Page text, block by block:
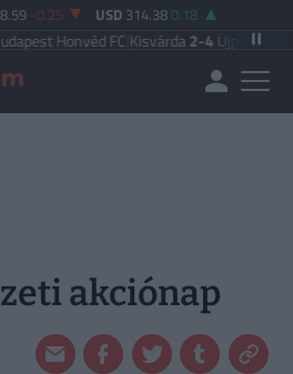
-0.25 USD 314.38 0.18
Honvéd FC |Kisvárda2-4Újpest FC
akciónap